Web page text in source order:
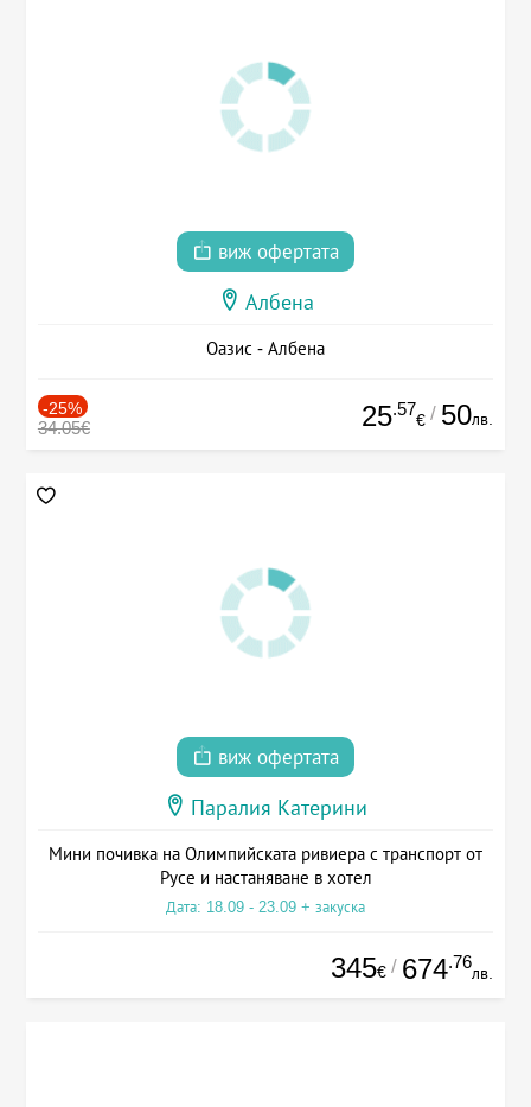
виж офертата
Албена
Оазис - Албена
-25%
34.05€ 25.57
€ / 50лв.
виж офертата
Паралия Катерини
Мини почивка на Олимпийската ривиера с транспорт от
Русе и настаняване в хотел
Дата: 18.09 - 23.09 + закуска
345€ / 674.76
лв.